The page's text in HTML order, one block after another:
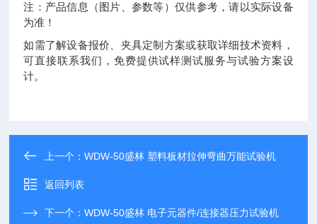
注：产品信息（图片、参数等）仅供参考，请以实际设备
为准！
如需了解设备报价、夹具定制方案或获取详细技术资料，
可直接联系我们，免费提供试样测试服务与试验方案设
计。
上一个：WDW-50盛林 塑料板材拉伸弯曲万能试验机
返回列表
下一个：WDW-50盛林 电子元器件/连接器压力试验机